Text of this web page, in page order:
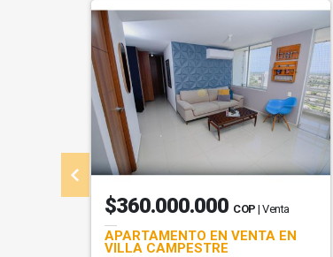
$360.000.000 COP | Venta
APARTAMENTO EN VENTA EN
VILLA CAMPESTRE